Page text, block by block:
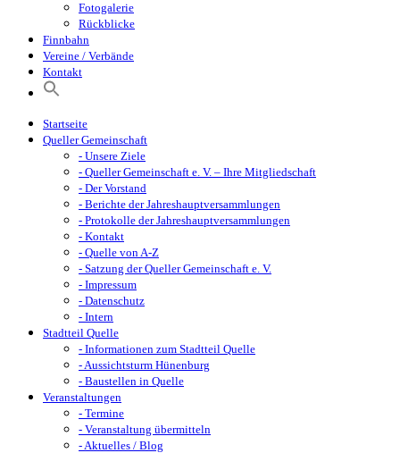
Fotogalerie
Rückblicke
Finnbahn
Vereine / Verbände
Kontakt
Startseite
Queller Gemeinschaft
- Unsere Ziele
- Queller Gemeinschaft e. V. – Ihre Mitgliedschaft
- Der Vorstand
- Berichte der Jahreshauptversammlungen
- Protokolle der Jahreshauptversammlungen
- Kontakt
- Quelle von A-Z
- Satzung der Queller Gemeinschaft e. V.
- Impressum
- Datenschutz
- Intern
Stadtteil Quelle
- Informationen zum Stadtteil Quelle
- Aussichtsturm Hünenburg
- Baustellen in Quelle
Veranstaltungen
- Termine
- Veranstaltung übermitteln
- Aktuelles / Blog